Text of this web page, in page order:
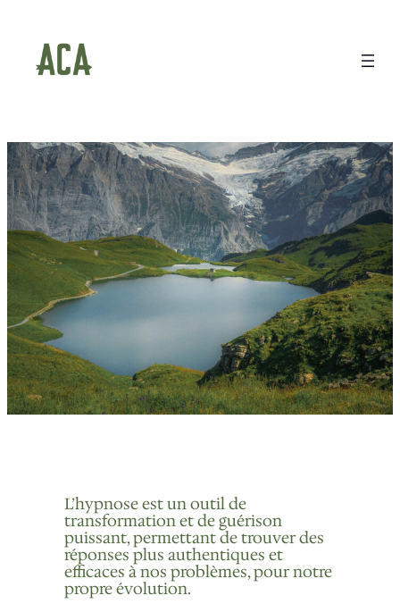
L’hypnose est un outil de
transformation et de guérison
puissant, permettant de trouver des
réponses plus authentiques et
efficaces à nos problèmes, pour notre
propre évolution.